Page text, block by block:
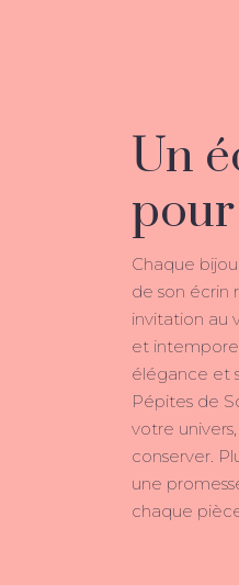
Un
Chaque
de son écrin
invitation au
et
élégance et
Pépites de
votre
conserver.
une
chaque